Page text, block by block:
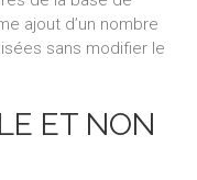
ajout d’un nombre
sans modifier le
ET NON